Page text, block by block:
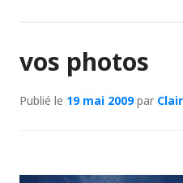
vos photos
Publié le 19 mai 2009par